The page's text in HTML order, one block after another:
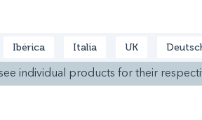
Ibérica Italia UK
individual products for their